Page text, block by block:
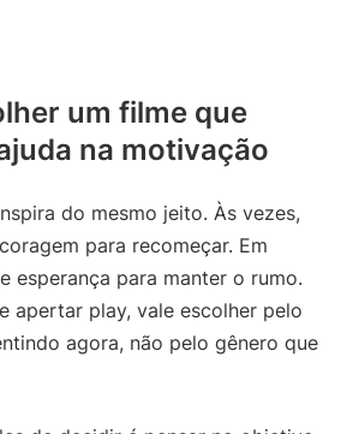
um filme que
na motivação
do mesmo jeito. Às vezes,
para recomeçar. Em
esperança para manter o rumo.
apertar play, vale escolher pelo
agora, não pelo gênero que